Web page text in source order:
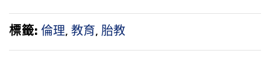
標籤: 倫理, 教育, 胎教